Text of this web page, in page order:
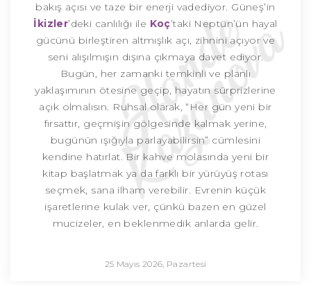
bakış açısı ve taze bir enerji vadediyor. Güneş’in
İkizler’deki canlılığı ile Koç’taki Neptün’ün hayal
gücünü birleştiren altmışlık açı, zihnini açıyor ve
seni alışılmışın dışına çıkmaya davet ediyor.
Bugün, her zamanki temkinli ve planlı
yaklaşımının ötesine geçip, hayatın sürprizlerine
açık olmalısın. Ruhsal olarak, “Her gün yeni bir
fırsattır, geçmişin gölgesinde kalmak yerine,
bugünün ışığıyla parlayabilirsin” cümlesini
kendine hatırlat. Bir kahve molasında yeni bir
kitap başlatmak ya da farklı bir yürüyüş rotası
seçmek, sana ilham verebilir. Evrenin küçük
işaretlerine kulak ver, çünkü bazen en güzel
mucizeler, en beklenmedik anlarda gelir.
25 Mayıs 2026, Pazartesi